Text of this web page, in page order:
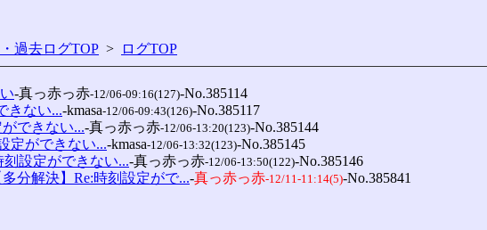
過去ログTOP > ログTOP
-真っ赤っ赤-12/06-09:16(127)-No.385114
きない...-kmasa-12/06-09:43(126)-No.385117
できない...-真っ赤っ赤-12/06-13:20(123)-No.385144
定ができない...-kmasa-12/06-13:32(123)-No.385145
刻設定ができない...-真っ赤っ赤-12/06-13:50(122)-No.385146
分解決】Re:時刻設定がで...-真っ赤っ赤-12/11-11:14(5)-No.385841